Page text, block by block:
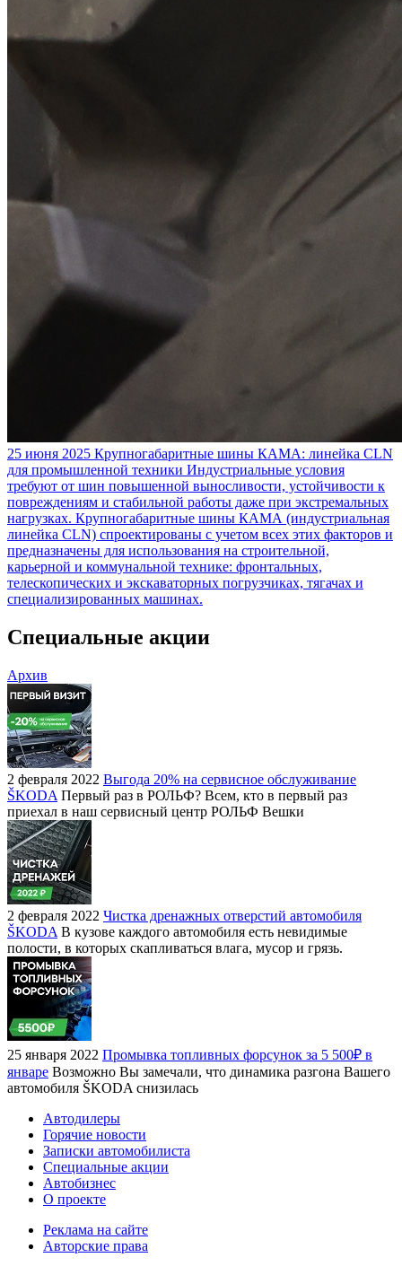
25 июня 2025 Крупногабаритные шины КАМА: линейка CLN
для промышленной техники Индустриальные условия
требуют от шин повышенной выносливости, устойчивости к
повреждениям и стабильной работы даже при экстремальных
нагрузках. Крупногабаритные шины КАМА (индустриальная
линейка CLN) спроектированы с учетом всех этих факторов и
предназначены для использования на строительной,
карьерной и коммунальной технике: фронтальных,
телескопических и экскаваторных погрузчиках, тягачах и
специализированных машинах.
Специальные акции
Архив
2 февраля 2022 Выгода 20% на сервисное обслуживание
ŠKODA Первый раз в РОЛЬФ? Всем, кто в первый раз
приехал в наш сервисный центр РОЛЬФ Вешки
2 февраля 2022 Чистка дренажных отверстий автомобиля
ŠKODA В кузове каждого автомобиля есть невидимые
полости, в которых скапливаться влага, мусор и грязь.
25 января 2022 Промывка топливных форсунок за 5 500₽ в
январе Возможно Вы замечали, что динамика разгона Вашего
автомобиля ŠKODA снизилась
Автодилеры
Горячие новости
Записки автомобилиста
Специальные акции
Автобизнес
О проекте
Реклама на сайте
Авторские права